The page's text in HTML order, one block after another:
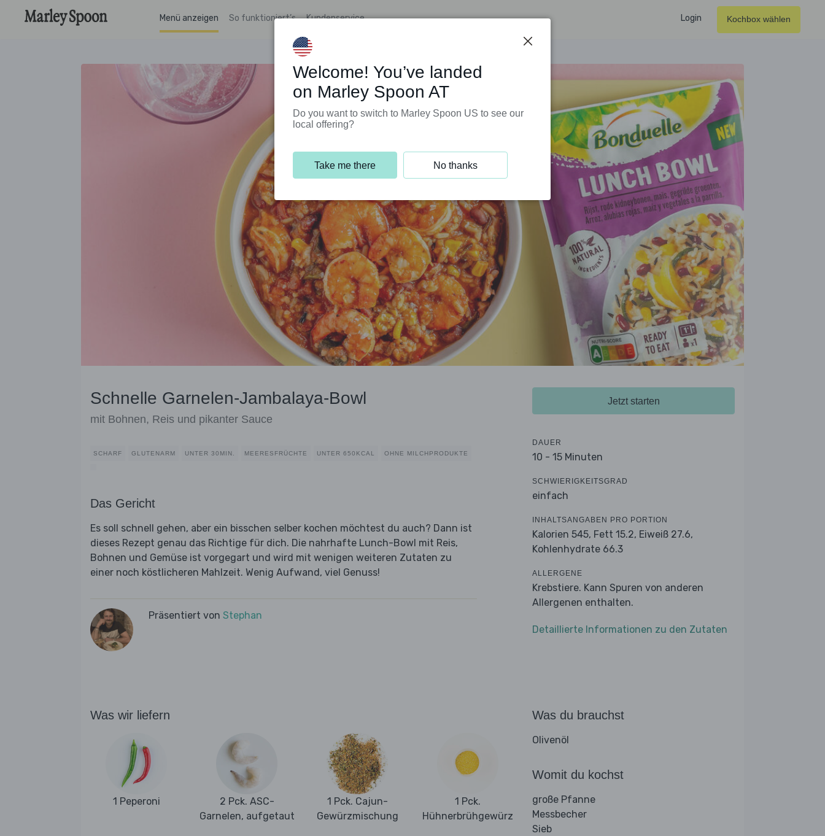
Menü anzeigen So funktioniert’s Kundenservice Login Kochbox wählen
Schnelle Garnelen-Jambalaya-Bowl
mit Bohnen, Reis und pikanter Sauce
SCHARF GLUTENARM UNTER 30MIN. MEERESFRÜCHTE UNTER 650KCAL OHNE MILCHPRODUKTE
Das Gericht
Es soll schnell gehen, aber ein bisschen selber kochen möchtest du auch? Dann ist
dieses Rezept genau das Richtige für dich. Die nahrhafte Lunch-Bowl mit Reis,
Bohnen und Gemüse ist vorgegart und wird mit wenigen weiteren Zutaten zu
einer noch köstlicheren Mahlzeit. Wenig Aufwand, viel Genuss!
Präsentiert von Stephan
Jetzt starten
DAUER
10 - 15 Minuten
SCHWIERIGKEITSGRAD
einfach
INHALTSANGABEN PRO PORTION
Kalorien 545, Fett 15.2, Eiweiß 27.6,
Kohlenhydrate 66.3
ALLERGENE
Krebstiere. Kann Spuren von anderen
Allergenen enthalten.
Detaillierte Informationen zu den Zutaten
Was wir liefern
1 Peperoni
2 Pck. ASC-
Garnelen, aufgetaut
1 Pck. Cajun-
Gewürzmischung
1 Pck.
Hühnerbrühgewürz
Was du brauchst
Olivenöl
Womit du kochst
große Pfanne
Messbecher
Sieb
Welcome! You’ve landed
on Marley Spoon AT
Do you want to switch to Marley Spoon US to see our
local offering?
Take me there No thanks